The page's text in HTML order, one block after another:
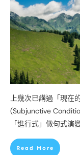
上幾次已講過「現在
(Subjunctive
「進行式」做句式
Read More